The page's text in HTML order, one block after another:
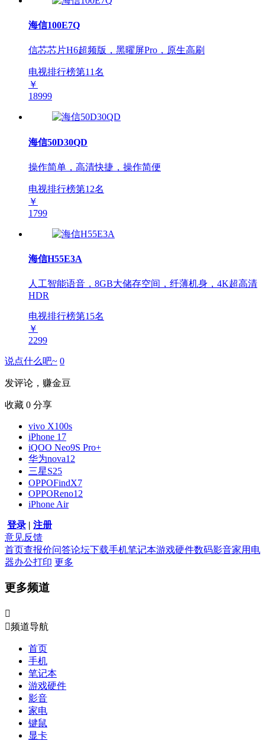
海信100E7Q
信芯芯片H6超频版，黑曜屏Pro，原生高刷
电视排行榜第11名
￥
18999
海信50D30QD
操作简单，高清快捷，操作简便
电视排行榜第12名
￥
1799
海信H55E3A
人工智能语音，8GB大储存空间，纤薄机身，4K超高清
HDR
电视排行榜第15名
￥
2299
说点什么吧~ 0
发评论，赚金豆
收藏 0 分享
vivo X100s
iPhone 17
iQOO Neo9S Pro+
华为nova12
三星S25
OPPOFindX7
OPPOReno12
iPhone Air
登录
注册
意见反馈
首页查报价问答论坛 下载手机笔记本游戏硬件数码影音家用电
器办公打印 更多
更多频道

频道导航
首页
手机
笔记本
游戏硬件
影音
家电
键鼠
显卡